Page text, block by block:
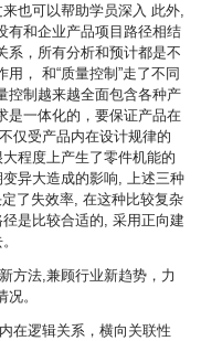
也可以帮助学员深入 此外,
有和企业产品项目路径相结
系，所有分析和预计都是不
， 和“质量控制”走了不同
控制越来越全面包含各种产
是一体化的，要保证产品在
仅受产品内在设计规律的
程度上产生了零件机能的
异大造成的影响, 上述三种
了失效率, 在这种比较复杂
是比较合适的, 采用正向建
方法,兼顾行业新趋势，力
。
在逻辑关系，横向关联性